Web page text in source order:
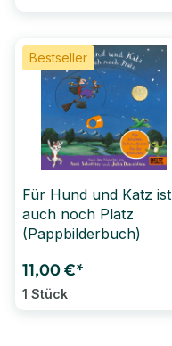
Bestseller
Für Hund und Katz ist
auch noch Platz
(Pappbilderbuch)
11,00 €*
1 Stück